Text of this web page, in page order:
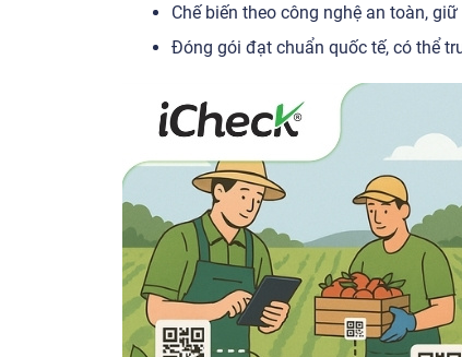
Chế biến theo công nghệ an toàn,
Đóng gói đạt chuẩn quốc tế, có thể